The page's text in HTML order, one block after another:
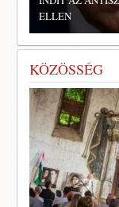
ELLEN
KÖZÖSSÉG